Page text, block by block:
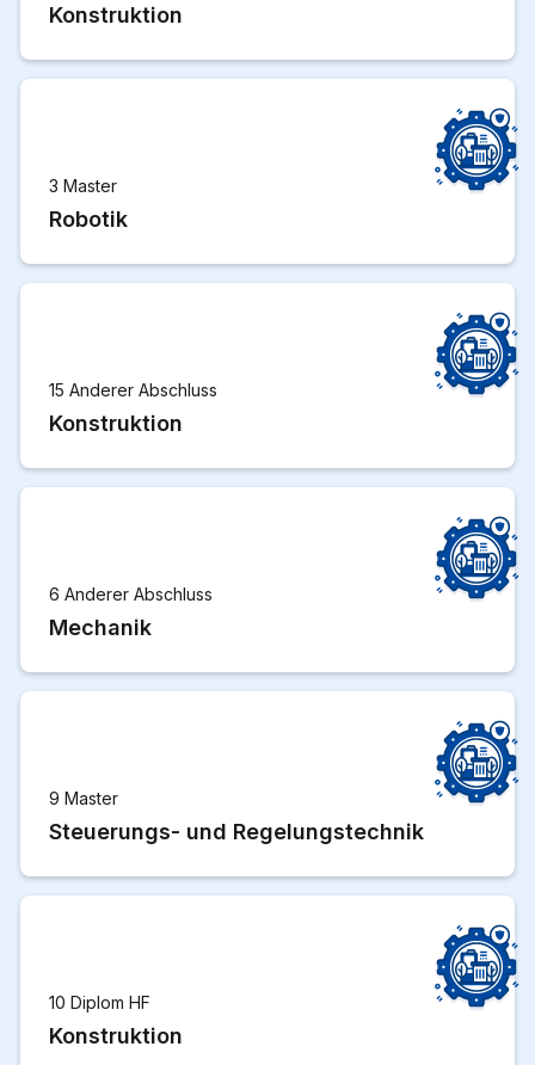
Konstruktion
3 Master
Robotik
15 Anderer Abschluss
Konstruktion
6 Anderer Abschluss
Mechanik
9 Master
Steuerungs- und Regelungstechnik
10 Diplom HF
Konstruktion